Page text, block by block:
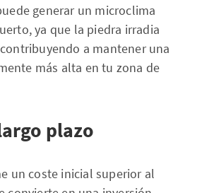
generar un microclima
ya que la piedra irradia
a mantener una
más alta en tu zona de
plazo
un coste inicial superior al